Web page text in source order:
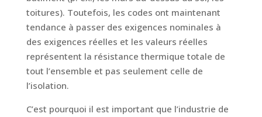
toitures). Toutefois, les codes ont maintenant
tendance à passer des exigences nominales à
des exigences réelles et les valeurs réelles
représentent la résistance thermique totale de
tout l’ensemble et pas seulement celle de
l’isolation.
C’est pourquoi il est important que l’industrie de